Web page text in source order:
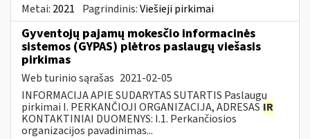
Metai: 2021 Pagrindinis:Viešieji pirkimai
Gyventojų pajamų mokesčio informacinės
sistemos (GYPAS) plėtros paslaugų viešasis
pirkimas
Web turinio sąrašas 2021-02-05
INFORMACIJA APIE SUDARYTAS SUTARTIS Paslaugų
pirkimai I. PERKANČIOJI ORGANIZACIJA, ADRESAS IR
KONTAKTINIAI DUOMENYS: I.1. Perkančiosios
organizacijos pavadinimas...